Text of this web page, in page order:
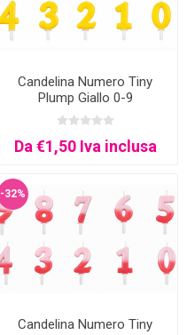
Candelina Numero Tiny
Plump Giallo 0-9
Da €1,50 Iva inclusa
-32%
Candelina Numero Tiny